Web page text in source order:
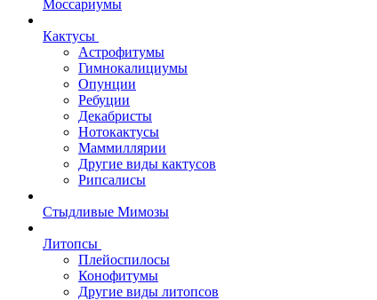
Моссариумы
Кактусы
Астрофитумы
Гимнокалициумы
Опунции
Ребуции
Декабристы
Нотокактусы
Маммиллярии
Другие виды кактусов
Рипсалисы
Стыдливые Мимозы
Литопсы
Плейоспилосы
Конофитумы
Другие виды литопсов